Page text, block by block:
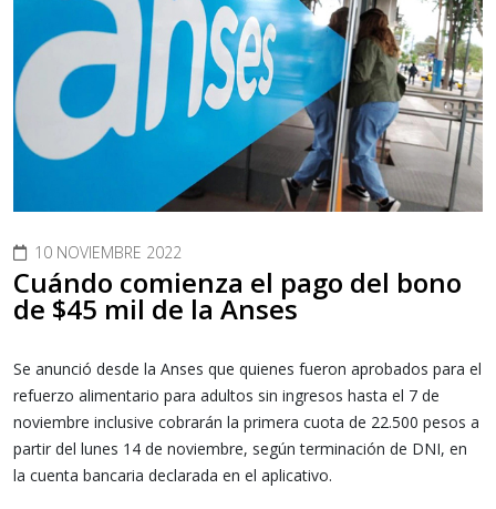
10 NOVIEMBRE 2022
Cuándo comienza el pago del bono
de $45 mil de la Anses
Se anunció desde la Anses que quienes fueron aprobados para el
refuerzo alimentario para adultos sin ingresos hasta el 7 de
noviembre inclusive cobrarán la primera cuota de 22.500 pesos a
partir del lunes 14 de noviembre, según terminación de DNI, en
la cuenta bancaria declarada en el aplicativo.